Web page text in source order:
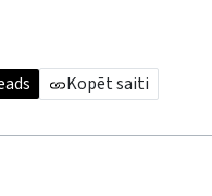
Kopēt saiti